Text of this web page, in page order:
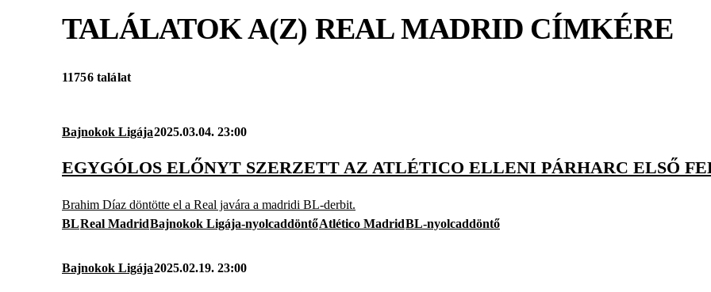
TALÁLATOK A(Z) REAL MADRID CÍMKÉRE
11756 találat
Bajnokok Ligája2025.03.04. 23:00
EGYGÓLOS ELŐNYT SZERZETT AZ ATLÉTICO ELLENI PÁRHARC ELSŐ
Brahim Díaz döntötte el a Real javára a madridi BL-derbit.
BLReal MadridBajnokok Ligája-nyolcaddöntőAtlético MadridBL-nyolcaddöntő
Bajnokok Ligája2025.02.19. 23:00